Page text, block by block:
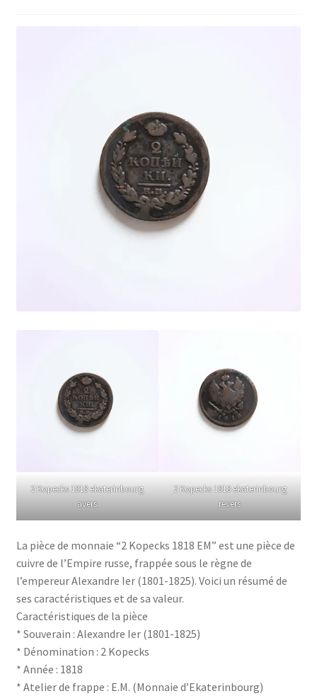
2 Kopecks 1818 ekaterinbourg
avers
2 Kopecks 1818 ekaterinbourg
revers
La pièce de monnaie “2 Kopecks 1818 EM” est une pièce de
cuivre de l’Empire russe, frappée sous le règne de
l’empereur Alexandre Ier (1801-1825). Voici un résumé de
ses caractéristiques et de sa valeur.
Caractéristiques de la pièce
* Souverain : Alexandre Ier (1801-1825)
* Dénomination : 2 Kopecks
* Année : 1818
* Atelier de frappe : E.M. (Monnaie d’Ekaterinbourg)